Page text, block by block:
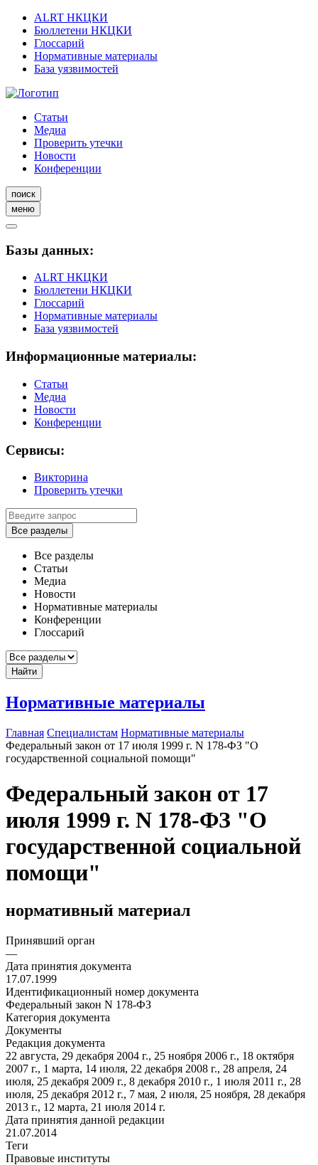
ALRT НКЦКИ
Бюллетени НКЦКИ
Глоссарий
Нормативные материалы
База уязвимостей
Статьи
Медиа
Проверить утечки
Новости
Конференции
поиск
меню
Базы данных:
ALRT НКЦКИ
Бюллетени НКЦКИ
Глоссарий
Нормативные материалы
База уязвимостей
Информационные материалы:
Статьи
Медиа
Новости
Конференции
Сервисы:
Викторина
Проверить утечки
Все разделы
Все разделы
Статьи
Медиа
Новости
Нормативные материалы
Конференции
Глоссарий
Найти
Нормативные материалы
Главная Специалистам Нормативные материалы
Федеральный закон от 17 июля 1999 г. N 178-ФЗ "О
государственной социальной помощи"
Федеральный закон от 17
июля 1999 г. N 178-ФЗ "О
государственной социальной
помощи"
нормативный материал
Принявший орган
—
Дата принятия документа
17.07.1999
Идентификационный номер документа
Федеральный закон N 178-ФЗ
Категория документа
Документы
Редакция документа
22 августа, 29 декабря 2004 г., 25 ноября 2006 г., 18 октября
2007 г., 1 марта, 14 июля, 22 декабря 2008 г., 28 апреля, 24
июля, 25 декабря 2009 г., 8 декабря 2010 г., 1 июля 2011 г., 28
июля, 25 декабря 2012 г., 7 мая, 2 июля, 25 ноября, 28 декабря
2013 г., 12 марта, 21 июля 2014 г.
Дата принятия данной редакции
21.07.2014
Теги
Правовые институты